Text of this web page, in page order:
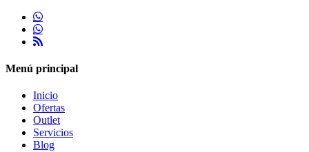
Menú principal
Inicio
Ofertas
Outlet
Servicios
Blog